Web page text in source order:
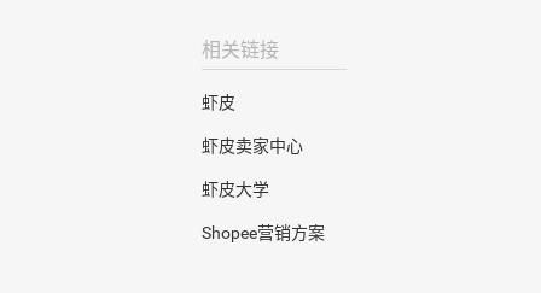
相关链接
虾皮
虾皮卖家中心
虾皮大学
Shopee营销方案